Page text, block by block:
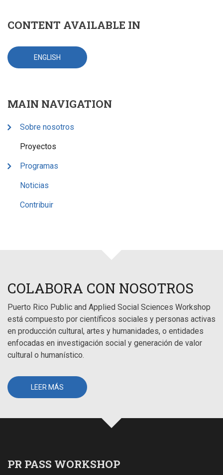
CONTENT AVAILABLE IN
ENGLISH
MAIN NAVIGATION
Sobre nosotros
Proyectos
Programas
Noticias
Contribuir
COLABORA CON NOSOTROS
Puerto Rico Public and Applied Social Sciences Workshop
está compuesto por científicos sociales y personas activas
en producción cultural, artes y humanidades, o entidades
enfocadas en investigación social y generación de valor
cultural o humanístico.
LEER MÁS
PR PASS WORKSHOP